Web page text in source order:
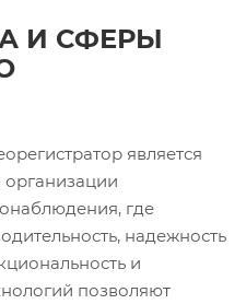
И СФЕРЫ
является
где
надежность
и
позволяют